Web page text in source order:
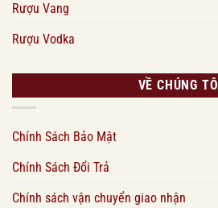
Rượu Vang
Rượu Vodka
VỀ CHÚNG TÔI
Chính Sách Bảo Mật
Chính Sách Đổi Trả
Chính sách vận chuyển giao nhận